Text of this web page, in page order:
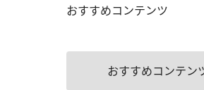
おすすめコンテンツ
おすすめコンテン